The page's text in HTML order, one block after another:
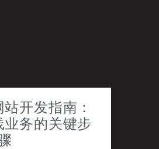
开发指南：
务的关键步